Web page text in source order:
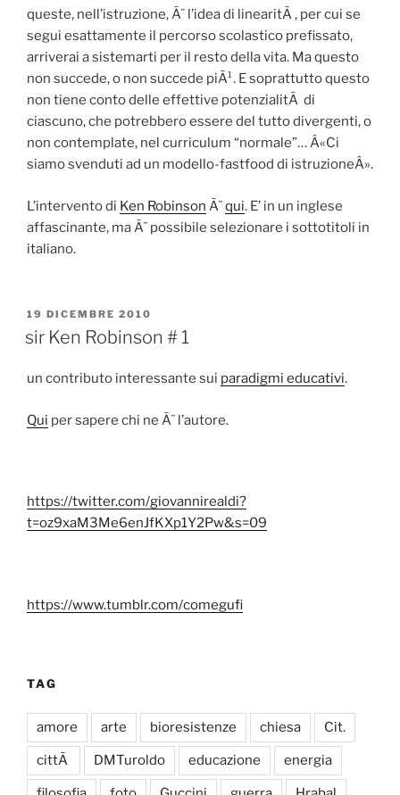
queste, nell’istruzione, Ã¨ l’idea di linearitÃ , per cui se
segui esattamente il percorso scolastico prefissato,
arriverai a sistemarti per il resto della vita. Ma questo
non succede, o non succede piÃ¹. E soprattutto questo
non tiene conto delle effettive potenzialitÃ di
ciascuno, che potrebbero essere del tutto divergenti, o
non contemplate, nel curriculum “normale”… Â«Ci
siamo svenduti ad un modello-fastfood di istruzioneÂ».
L’intervento di Ken Robinson Ã¨qui. E’ in un inglese
affascinante, ma Ã¨ possibile selezionare i sottotitoli in
italiano.
PUBBLICATO
IL
19 DICEMBRE 2010
sir Ken Robinson # 1
un contributo interessante sui paradigmi educativi.
Qui per sapere chi ne Ã¨ l’autore.
https://twitter.com/giovannirealdi?
t=oz9xaM3Me6enJfKXp1Y2Pw&s=09
https://www.tumblr.com/comegufi
TAG
amore arte bioresistenze chiesa Cit.
cittÃ DMTuroldo educazione energia